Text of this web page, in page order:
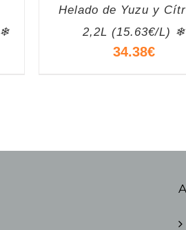
Helado de Yuzu y
2,2L (15.63€/L) ❄
34.38€